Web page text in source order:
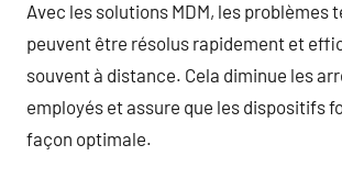
Avec les solutions MDM, les problèmes
peuvent être résolus rapidement et
souvent à distance. Cela diminue les
employés et assure que les dispositifs
façon optimale.